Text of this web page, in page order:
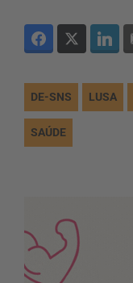
DE-SNS LUSA
SAÚDE